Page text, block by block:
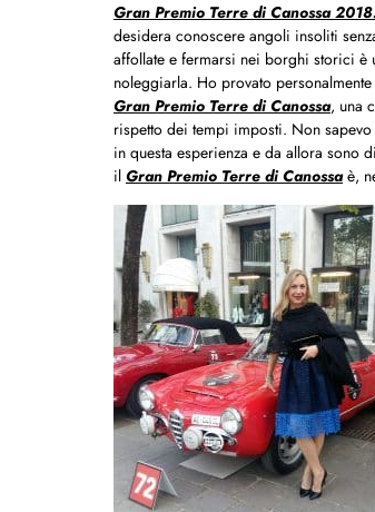
Gran Premio Terre di Canossa
desidera conoscere angoli insoliti
affollate e fermarsi nei borghi storici è
noleggiarla. Ho provato
Gran Premio Terre di Canossa, una
rispetto dei tempi imposti. Non
in questa esperienza e da allora sono
il Gran Premio Terre di Canossaè,